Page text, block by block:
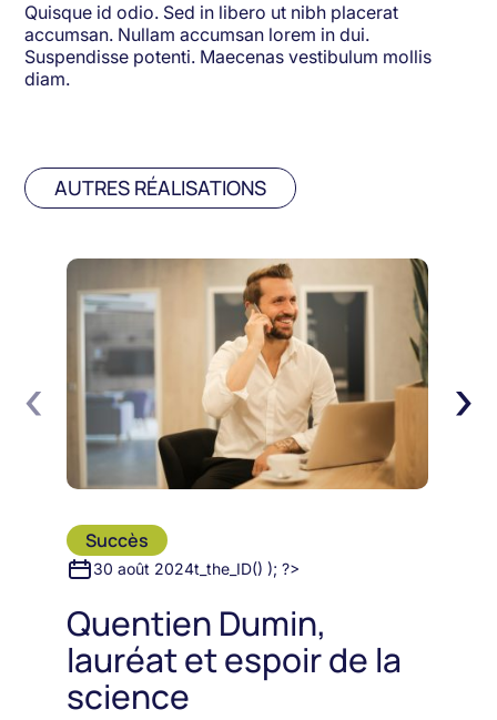
Quisque id odio. Sed in libero ut nibh placerat
accumsan. Nullam accumsan lorem in dui.
Suspendisse potenti. Maecenas vestibulum mollis
diam.
AUTRES RÉALISATIONS
Succès
30 août 2024t_the_ID() ); ?>
Quentien Dumin,
lauréat et espoir de la
science
‹ ›